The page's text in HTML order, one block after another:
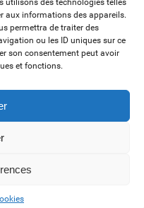
utilisons des technologies telles
aux informations des appareils.
permettra de traiter des
ou les ID uniques sur ce
son consentement peut avoir
et fonctions.
!